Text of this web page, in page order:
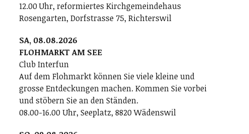
12.00 Uhr, reformiertes Kirchgemeindehaus
Rosengarten, Dorfstrasse 75, Richterswil
SA, 08.08.2026
FLOHMARKT AM SEE
Club Interfun
Auf dem Flohmarkt können Sie viele kleine und
grosse Entdeckungen machen. Kommen Sie vorbei
und stöbern Sie an den Ständen.
08.00-16.00 Uhr, Seeplatz, 8820 Wädenswil